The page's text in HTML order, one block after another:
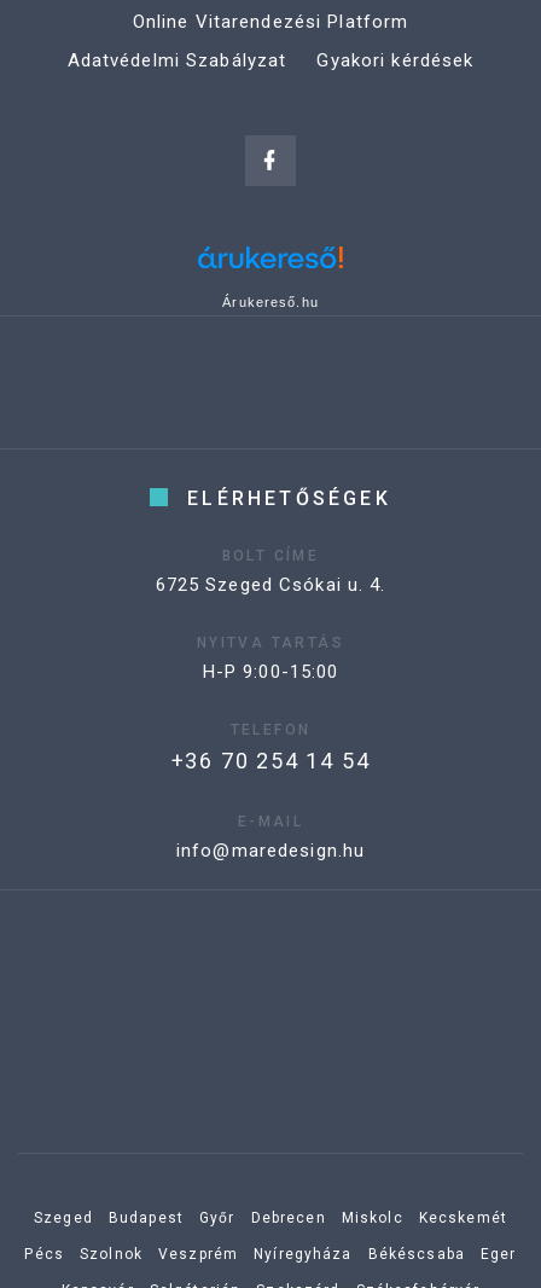
Online Vitarendezési Platform
Adatvédelmi Szabályzat
Gyakori kérdések
Árukereső.hu
ELÉRHETŐSÉGEK
BOLT CÍME
6725 Szeged Csókai u. 4.
NYITVA TARTÁS
H-P 9:00-15:00
TELEFON
+36 70 254 14 54
E-MAIL
info@maredesign.hu
Szeged Budapest Győr Debrecen Miskolc Kecskemét
Pécs Szolnok Veszprém Nyíregyháza Békéscsaba Eger